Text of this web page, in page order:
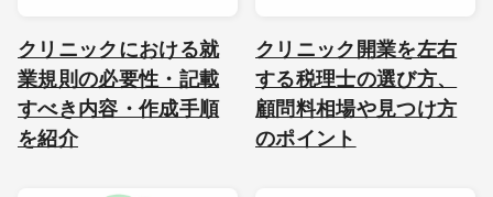
クリニックにおける就
業規則の必要性・記載
すべき内容・作成手順
を紹介
クリニック開業を左右
する税理士の選び方、
顧問料相場や見つけ方
のポイント